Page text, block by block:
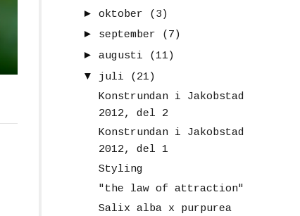
► oktober
(3)
► september
(7)
► augusti
(11)
▼
juli
(21)
Konstrundan i Jakobstad
2012, del 2
Konstrundan i Jakobstad
2012, del 1
Styling
"the law of attraction"
Salix alba x purpurea